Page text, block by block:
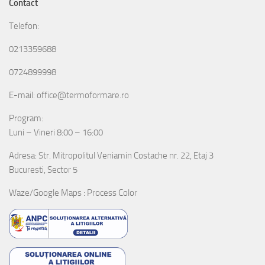
Contact
Telefon:
0213359688
0724899998
E-mail: office@termoformare.ro
Program:
Luni – Vineri 8:00 – 16:00
Adresa: Str. Mitropolitul Veniamin Costache nr. 22, Etaj 3
Bucuresti, Sector 5
Waze/Google Maps : Process Color